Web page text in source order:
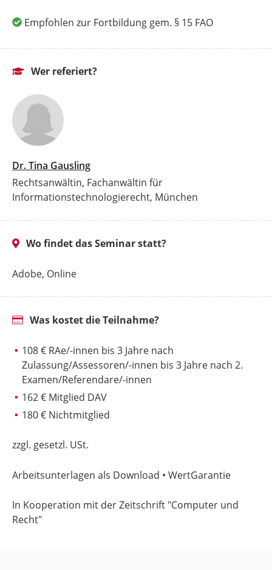
Empfohlen zur Fortbildung gem. § 15 FAO
Wer referiert?
Dr. Tina Gausling
Rechtsanwältin, Fachanwältin für
Informationstechnologierecht, München
Wo findet das Seminar statt?
Adobe, Online
Was kostet die Teilnahme?
108 € RAe/-innen bis 3 Jahre nach
Zulassung/Assessoren/-innen bis 3 Jahre nach 2.
Examen/Referendare/-innen
162 € Mitglied DAV
180 € Nichtmitglied
zzgl. gesetzl. USt.
Arbeitsunterlagen als Download • WertGarantie
In Kooperation mit der Zeitschrift "Computer und
Recht"